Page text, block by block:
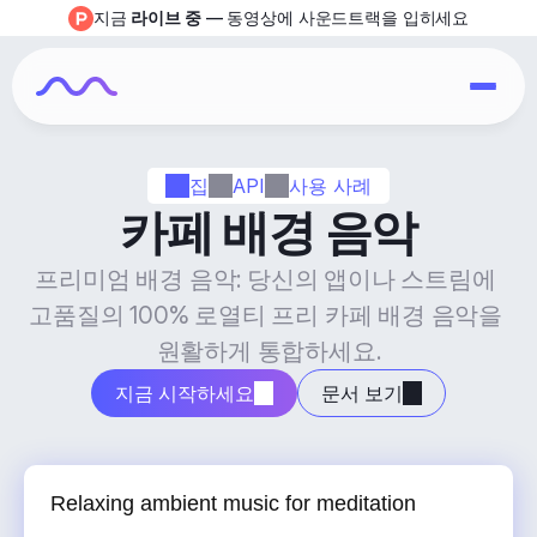
집 API 사용 사례
카페 배경 음악
프리미엄 배경 음악: 당신의 앱이나 스트림에
고품질의 100% 로열티 프리 카페 배경 음악을
원활하게 통합하세요.
지금 시작하세요 문서 보기
지금 라이브 중 — 동영상에 사운드트랙을 입히세요